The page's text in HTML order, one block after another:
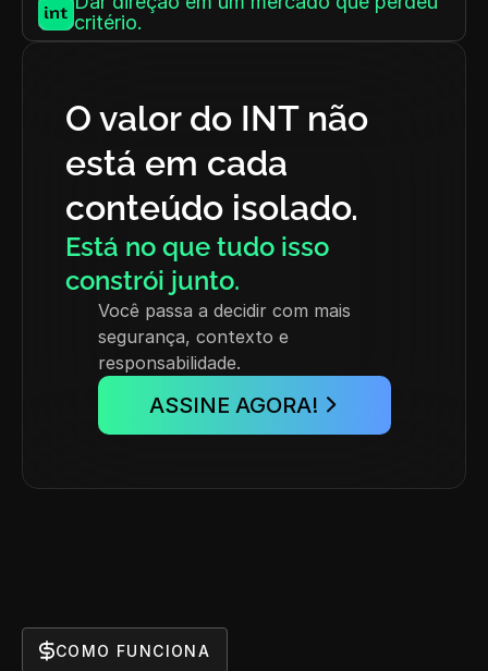
critério.
O valor do INT não
está em cada
conteúdo isolado.
Está no que tudo isso
constrói junto.
Você passa a decidir com mais
segurança, contexto e
responsabilidade.
ASSINE AGORA!
COMO FUNCIONA